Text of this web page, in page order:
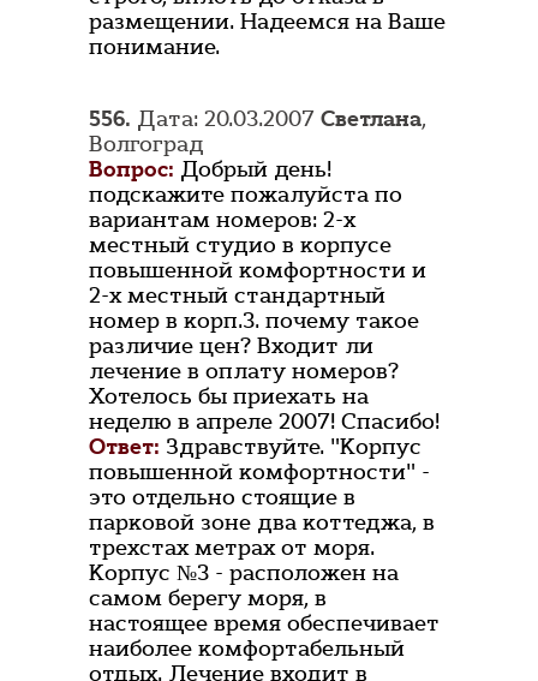
размещении. Надеемся на Ваше
понимание.
556. Дата: 20.03.2007 Светлана,
Волгоград
Вопрос: Добрый день!
подскажите пожалуйста по
вариантам номеров: 2-х
местный студио в корпусе
повышенной комфортности и
2-х местный стандартный
номер в корп.3. почему такое
различие цен? Входит ли
лечение в оплату номеров?
Хотелось бы приехать на
неделю в апреле 2007! Спасибо!
Ответ: Здравствуйте. "Корпус
повышенной комфортности" -
это отдельно стоящие в
парковой зоне два коттеджа, в
трехстах метрах от моря.
Корпус №3 - расположен на
самом берегу моря, в
настоящее время обеспечивает
наиболее комфортабельный
отдых. Лечение входит в